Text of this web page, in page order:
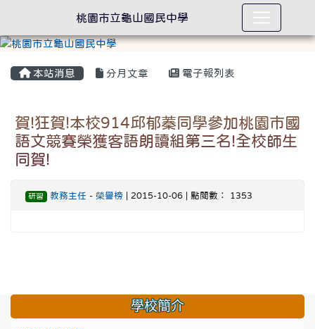
本站消息 分月文章 電子報列表
賀!狂賀!本校914邱郁蓁同學參加桃園市國
語文競賽榮獲客語朗讀組第三名!全校師生
同賀!
研習 教務主任 - 榮譽榜 | 2015-10-06 | 點閱數： 1353
學校簡介
桃園市立龜山國民中學